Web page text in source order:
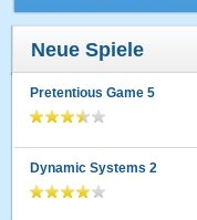
Neue Spiele
Pretentious Game 5
Dynamic Systems 2